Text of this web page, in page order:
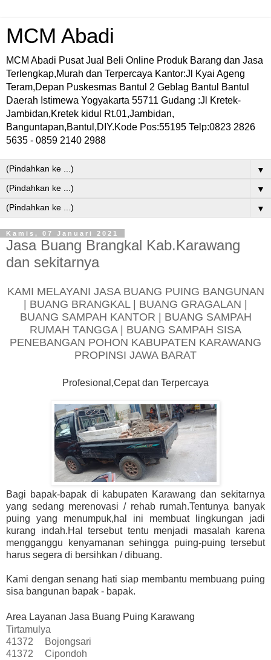
MCM Abadi
MCM Abadi Pusat Jual Beli Online Produk Barang dan Jasa
Terlengkap,Murah dan Terpercaya Kantor:Jl Kyai Ageng
Teram,Depan Puskesmas Bantul 2 Geblag Bantul Bantul
Daerah Istimewa Yogyakarta 55711 Gudang :Jl Kretek-
Jambidan,Kretek kidul Rt.01,Jambidan,
Banguntapan,Bantul,DIY.Kode Pos:55195 Telp:0823 2826
5635 - 0859 2140 2988
▼
▼
▼
Kamis, 07 Januari 2021
Jasa Buang Brangkal Kab.Karawang
dan sekitarnya
KAMI MELAYANI JASA BUANG PUING BANGUNAN
| BUANG BRANGKAL | BUANG GRAGALAN |
BUANG SAMPAH KANTOR | BUANG SAMPAH
RUMAH TANGGA | BUANG SAMPAH SISA
PENEBANGAN POHON KABUPATEN KARAWANG
PROPINSI JAWA BARAT
Profesional,Cepat dan Terpercaya
Bagi bapak-bapak di kabupaten Karawang dan sekitarnya
yang sedang merenovasi / rehab rumah.Tentunya banyak
puing yang menumpuk,hal ini membuat lingkungan jadi
kurang indah.Hal tersebut tentu menjadi masalah karena
mengganggu kenyamanan sehingga puing-puing tersebut
harus segera di bersihkan / dibuang.
Kami dengan senang hati siap membantu membuang puing
sisa bangunan bapak - bapak.
Area Layanan Jasa Buang Puing Karawang
Tirtamulya
41372
Bojongsari
41372
Cipondoh